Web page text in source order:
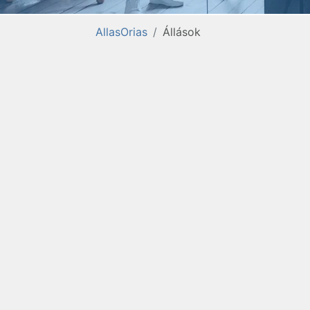
AllasOrias Állások